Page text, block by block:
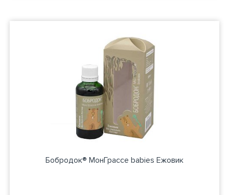
Бобродок® МонГрассе babies Ежовик